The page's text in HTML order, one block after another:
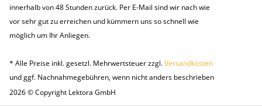
innerhalb von 48 Stunden zurück. Per E-Mail sind wir nach wie
vor sehr gut zu erreichen und kümmern uns so schnell wie
möglich um Ihr Anliegen.
* Alle Preise inkl. gesetzl. Mehrwertsteuer zzgl.Versandkosten
und ggf. Nachnahmegebühren, wenn nicht anders beschrieben
2026 © Copyright Lektora GmbH